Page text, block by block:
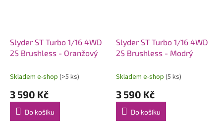
Slyder ST Turbo 1/16 4WD
2S Brushless - Oranžový
Skladem e-shop (>5 ks)
3 590 Kč
Do košíku
Slyder ST Turbo 1/16 4WD
2S Brushless - Modrý
Skladem e-shop (5 ks)
3 590 Kč
Do košíku